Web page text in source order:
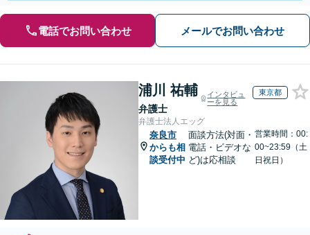
電話でお問い合わせ メールでお問い合わせ
浦川 祐輔
弁護士
インタビュ
ーを見る
東京都
弁護士法人エッグ
奈良市
からも相
談受付中
面談方法(対面・
電話・ビデオな
ど)は応相談
営業時間：00:
00~23:59（土
日祝日）